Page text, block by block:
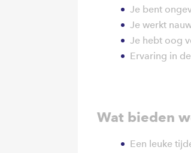
Je bent
Je werkt
Je hebt oog
Ervaring in
Wat bieden
Een leuke